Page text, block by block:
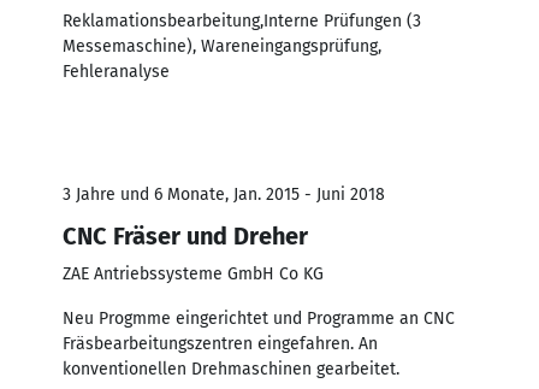
Reklamationsbearbeitung,Interne Prüfungen (3
Messemaschine), Wareneingangsprüfung,
Fehleranalyse
3 Jahre und 6 Monate, Jan. 2015 - Juni 2018
CNC Fräser und Dreher
ZAE Antriebssysteme GmbH Co KG
Neu Progmme eingerichtet und Programme an CNC
Fräsbearbeitungszentren eingefahren. An
konventionellen Drehmaschinen gearbeitet.